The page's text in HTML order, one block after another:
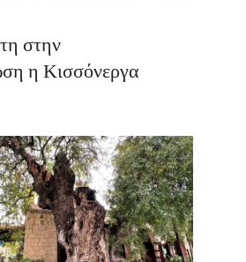
στην
η Κισσόνεργα